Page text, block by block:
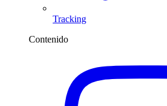
Tracking
Contenido